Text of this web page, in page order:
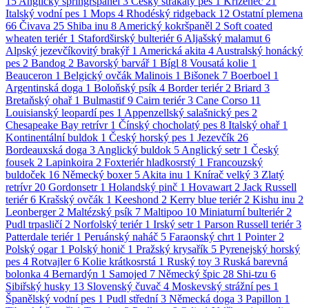
Italský vodní pes 1 Mops 4 Rhodéský ridgeback 12 Ostatní plemena
66 Čivava 25 Shiba inu 8 Americký kokršpaněl 2 Soft coated
wheaten teriér 1 Stafordširský bulteriér 6 Aljašský malamut 6
Alpský jezevčíkovitý brakýř 1 Americká akita 4 Australský honácký
pes 2 Bandog 2 Bavorský barvář 1 Bígl 8 Vousatá kolie 1
Beauceron 1 Belgický ovčák Malinois 1 Bišonek 7 Boerboel 1
Argentinská doga 1 Boloňský psík 4 Border teriér 2 Briard 3
Bretaňský ohař 1 Bulmastif 9 Cairn teriér 3 Cane Corso 11
Louisianský leopardí pes 1 Appenzellský salašnický pes 2
Chesapeake Bay retrívr 1 Čínský chocholatý pes 8 Italský ohař 1
Kontinentální buldok 1 Český horský pes 1 Jezevčík 26
Bordeauxská doga 3 Anglický buldok 5 Anglický setr 1 Český
fousek 2 Lapinkoira 2 Foxteriér hladkosrstý 1 Francouzský
buldoček 16 Německý boxer 5 Akita inu 1 Knírač velký 3 Zlatý
retrívr 20 Gordonsetr 1 Holandský pinč 1 Hovawart 2 Jack Russell
teriér 6 Krašský ovčák 1 Keeshond 2 Kerry blue teriér 2 Kishu inu 2
Leonberger 2 Maltézský psík 7 Maltipoo 10 Miniaturní bulteriér 2
Pudl trpasličí 2 Norfolský teriér 1 Irský setr 1 Parson Russell teriér 3
Patterdale teriér 1 Peruánský naháč 5 Faraonský chrt 1 Pointer 2
Polský ogar 1 Polský honič 1 Pražský krysařík 5 Pyrenejský horský
pes 4 Rotvajler 6 Kolie krátkosrstá 1 Ruský toy 3 Ruská barevná
bolonka 4 Bernardýn 1 Samojed 7 Německý špic 28 Shi-tzu 6
Sibiřský husky 13 Slovenský čuvač 4 Moskevský strážní pes 1
Španělský vodní pes 1 Pudl střední 3 Německá doga 3 Papillon 1